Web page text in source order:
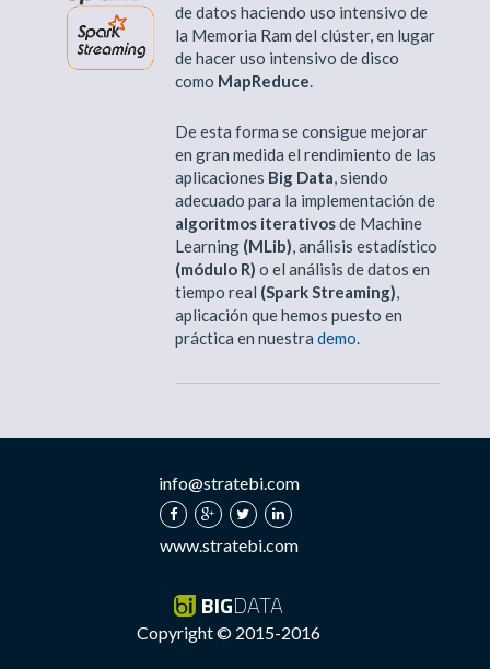
de datos haciendo uso intensivo de
la Memoria Ram del clúster, en lugar
de hacer uso intensivo de disco
como MapReduce.
De esta forma se consigue mejorar
en gran medida el rendimiento de las
aplicaciones Big Data, siendo
adecuado para la implementación de
algoritmos iterativosde Machine
Learning (MLib), análisis estadístico
(módulo R) o el análisis de datos en
tiempo real (Spark Streaming),
aplicación que hemos puesto en
práctica en nuestra demo.
info@stratebi.com
www.stratebi.com
BIGDATA
Copyright © 2015-2016